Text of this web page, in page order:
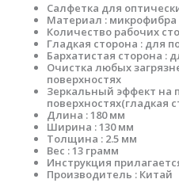
Салфетка для
Материал : микрофибра
Количество рабочих
Гладкая сторона : для
Бархатистая сторона :
Очистка любых
поверхностях
Зеркальный эффект на
поверхностях(гладкая
Длина : 180 мм
Ширина : 130 мм
Толщина : 2.5 мм
Вес : 13 грамм
Инструкция
Производитель : Китай